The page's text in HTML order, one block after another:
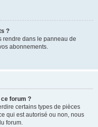
?
rendre dans le panneau de
abonnements.
forum ?
certains types de pièces
qui est autorisé ou non, nous
forum.